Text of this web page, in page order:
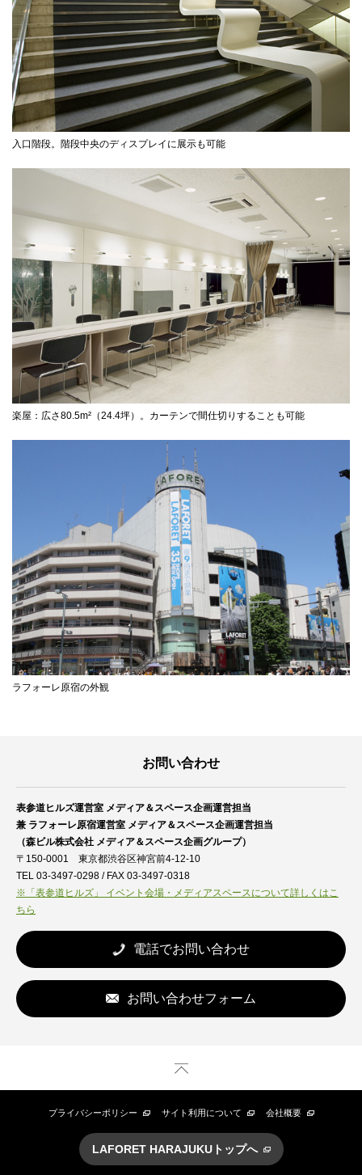
入口階段。階段中央のディスプレイに展示も可能
楽屋：広さ80.5m²（24.4坪）。カーテンで間仕切りすることも可能
ラフォーレ原宿の外観
お問い合わせ
表参道ヒルズ運営室 メディア＆スペース企画運営担当
兼 ラフォーレ原宿運営室 メディア＆スペース企画運営担当
（森ビル株式会社 メディア＆スペース企画グループ）
〒150-0001 東京都渋谷区神宮前4-12-10
TEL 03-3497-0298 / FAX 03-3497-0318
※「表参道ヒルズ」 イベント会場・メディアスペースについて詳しくはこ
ちら
電話でお問い合わせ
お問い合わせフォーム
プライバシーポリシー サイト利用について 会社概要
LAFORET HARAJUKUトップへ